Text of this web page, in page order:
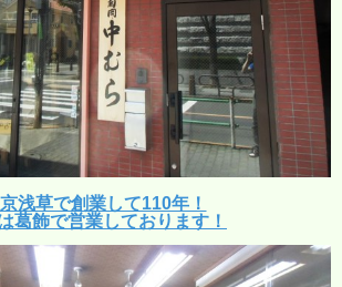
浅草で創業して110年！
葛飾で営業しております！